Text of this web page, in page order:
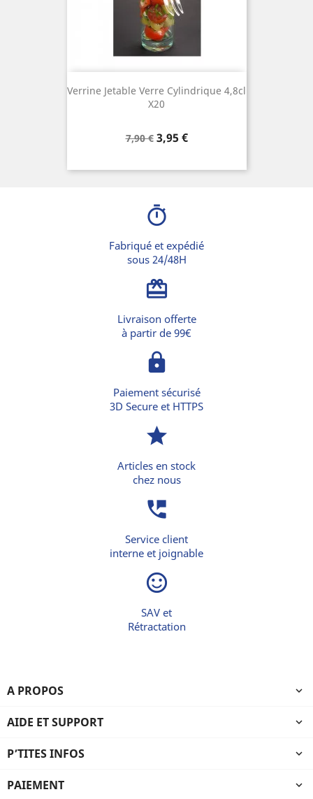
Verrine Jetable Verre Cylindrique 4,8cl
X20
Prix
7,90 € Prix
3,95 €
timer
Fabriqué et expédié
sous 24/48H
card_giftcard
Livraison offerte
à partir de 99€
lock
Paiement sécurisé
3D Secure et HTTPS
star
Articles en stock
chez nous
perm_phone_msg
Service client
interne et joignable
sentiment_satisfied_alt
SAV et
Rétractation
A PROPOS 
AIDE ET SUPPORT 
P’TITES INFOS 
PAIEMENT 